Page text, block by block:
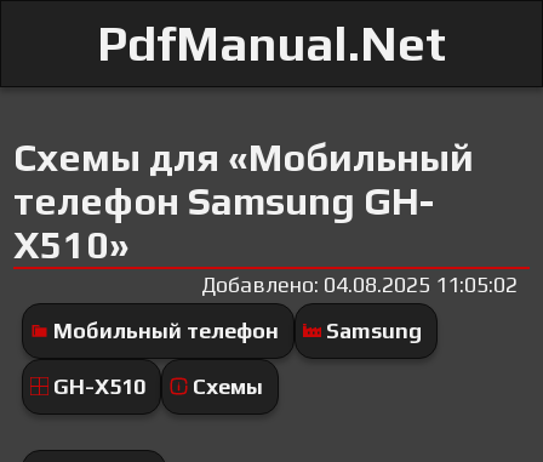
PdfManual.Net
Схемы для «Мобильный
телефон Samsung GH-
X510»
Добавлено: 04.08.2025 11:05:02
Мобильный телефон
Samsung
GH-X510 Схемы